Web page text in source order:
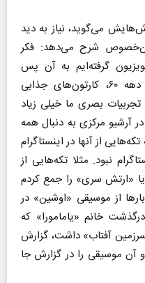
می‌گوید، نیاز به دید
این‌خصوص شرح می‌دهد: فکر
گرفته‌ایم به آن پس
می‌دهیم. تلویزیون برای بچه‌های دهه ۶۰، کارتون‌های جذابی
بصری ما خیلی زیاد
آرشیو مرکزی به دنبال همه
از آنها در اینستاگرام
نبود. مثلا تکه‌هایی از
«ارتش سری» را جمع کردم
از موسیقی «اوشین» در
خانم «یامامورا» که
سرزمین آفتاب» داشت، گزارش
آن موسیقی را در گزارش جا